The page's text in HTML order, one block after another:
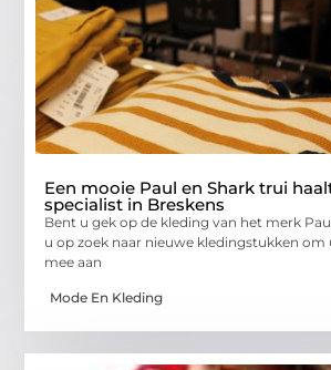
Een mooie Paul en Shark trui
specialist in Breskens
Bent u gek op de kleding van het merk
u op zoek naar nieuwe kledingstukken om
mee aan
Mode En Kleding